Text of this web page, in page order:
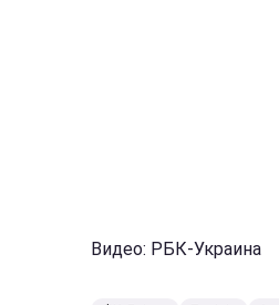
Видео: РБК-Украина